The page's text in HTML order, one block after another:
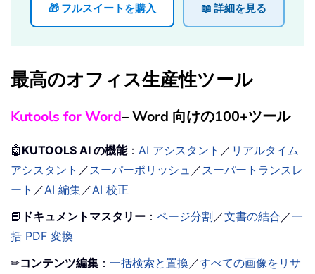
🎁 フルスイートを購入 📖 詳細を見る
最高のオフィス生産性ツール
Kutools for Word– Word 向けの100+ツール
🤖 KUTOOLS AI の機能： AI アシスタント ／ リアルタイム
アシスタント ／ スーパーポリッシュ ／ スーパートランスレ
ート ／AI 編集／AI 校正
📘 ドキュメントマスタリー ： ページ分割 ／文書の結合 ／一
括 PDF 変換
✏コンテンツ編集 ： 一括検索と置換 ／すべての画像をリサ